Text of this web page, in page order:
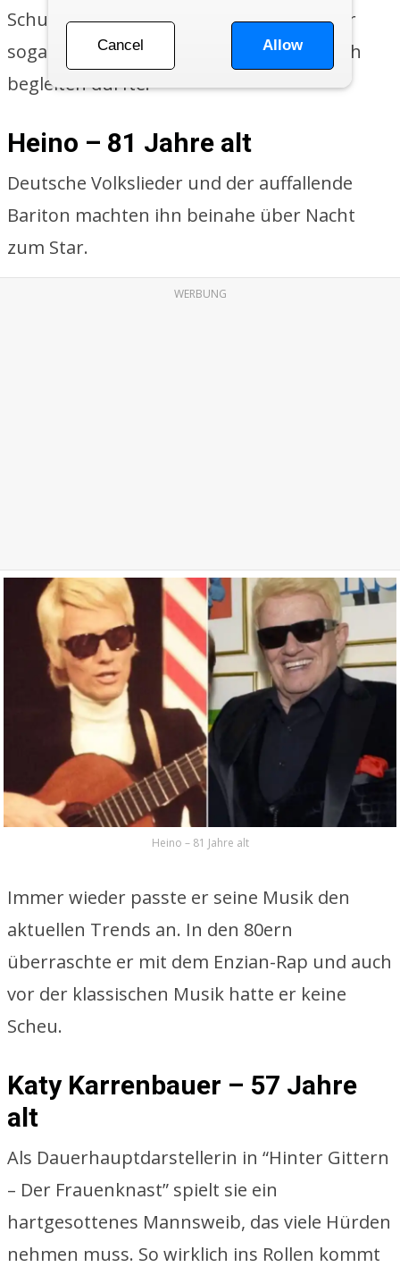
Schulchor, der so erfolgreich war, dass er
sogar Heino und Udo Jürgens musikalisch
begleiten durfte.
Heino – 81 Jahre alt
Deutsche Volkslieder und der auffallende
Bariton machten ihn beinahe über Nacht
zum Star.
WERBUNG
Heino – 81 Jahre alt
Immer wieder passte er seine Musik den
aktuellen Trends an. In den 80ern
überraschte er mit dem Enzian-Rap und auch
vor der klassischen Musik hatte er keine
Scheu.
Katy Karrenbauer – 57 Jahre
alt
Als Dauerhauptdarstellerin in “Hinter Gittern
– Der Frauenknast” spielt sie ein
hartgesottenes Mannsweib, das viele Hürden
nehmen muss. So wirklich ins Rollen kommt
Cancel Allow